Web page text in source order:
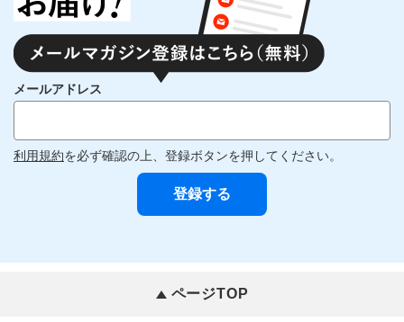
メールアドレス
利用規約を必ず確認の上、登録ボタンを押してください。
ページTOP